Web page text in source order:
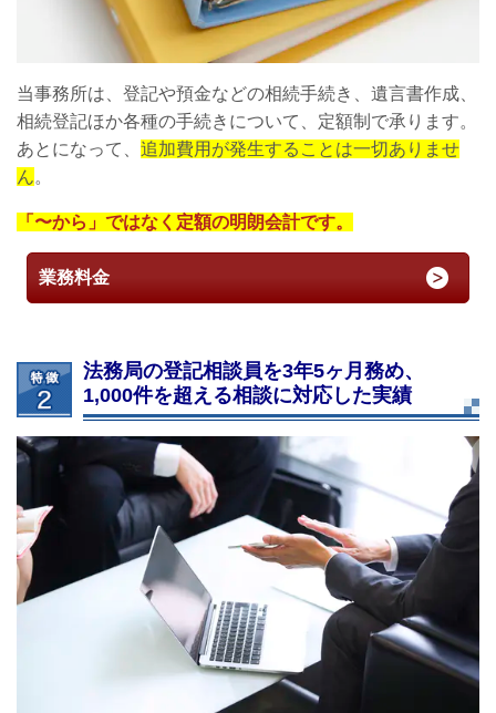
当事務所は、登記や預金などの相続手続き、遺言書作成、
相続登記ほか各種の手続きについて、定額制で承ります。
あとになって、 追加費用が発生することは一切ありませ
ん。
「〜から」ではなく定額の明朗会計です。
業務料金
法務局の登記相談員を3年5ヶ月務め、
1,000件を超える相談に対応した実績